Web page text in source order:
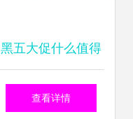
黑五大促什么值得
买？不要错过这5
查看详情